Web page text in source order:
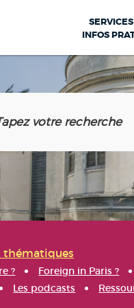
INFOS
thématiques
? Foreign in Paris ?
Les podcasts